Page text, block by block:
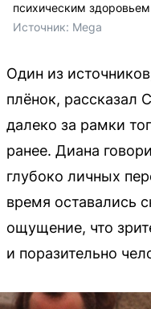
психическим
Источник: Mega
Один из
плёнок, рассказал
далеко за рамки
ранее. Диана
глубоко личных
время оставались
ощущение, что
и поразительно